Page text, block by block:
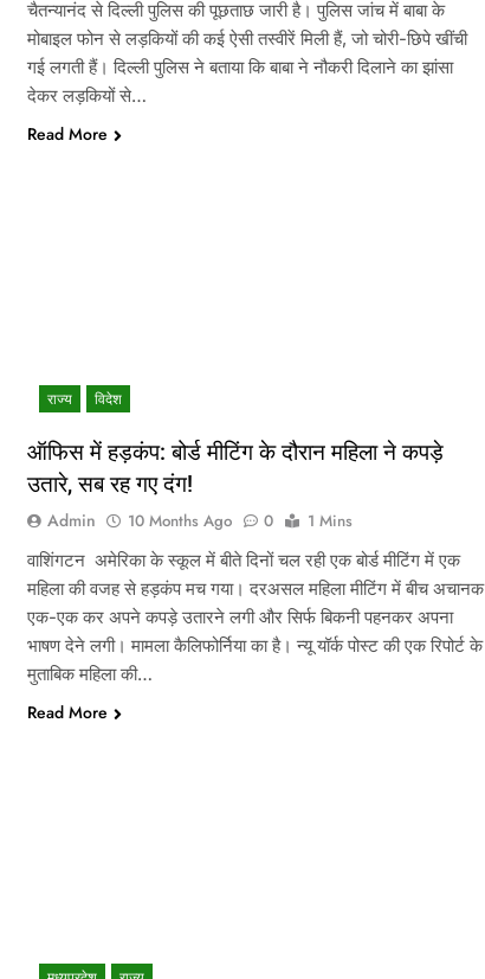
चैतन्यानंद से दिल्ली पुलिस की पूछताछ जारी है। पुलिस जांच में बाबा के
मोबाइल फोन से लड़कियों की कई ऐसी तस्वीरें मिली हैं, जो चोरी-छिपे खींची
गई लगती हैं। दिल्ली पुलिस ने बताया कि बाबा ने नौकरी दिलाने का झांसा
देकर लड़कियों से…
Read More
राज्य विदेश
ऑफिस में हड़कंप: बोर्ड मीटिंग के दौरान महिला ने कपड़े
उतारे, सब रह गए दंग!
Admin 10 Months Ago 0
1 Mins
वाशिंगटन अमेरिका के स्कूल में बीते दिनों चल रही एक बोर्ड मीटिंग में एक
महिला की वजह से हड़कंप मच गया। दरअसल महिला मीटिंग में बीच अचानक
एक-एक कर अपने कपड़े उतारने लगी और सिर्फ बिकनी पहनकर अपना
भाषण देने लगी। मामला कैलिफोर्निया का है। न्यू यॉर्क पोस्ट की एक रिपोर्ट के
मुताबिक महिला की…
Read More